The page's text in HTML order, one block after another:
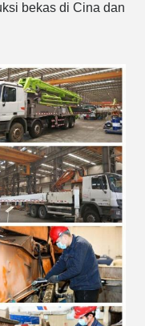
bekas di Cina dan